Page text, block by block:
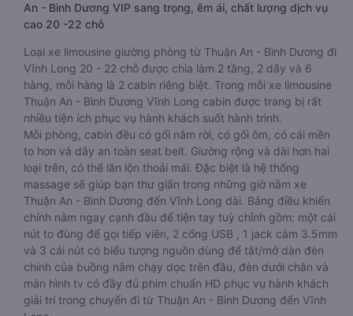
An - Bình Dương VIP sang trọng, êm ái, chất lượng dịch vụ
cao 20 -22 chỗ
Loại xe limousine giường phòng từ Thuận An - Bình Dương đi
Vĩnh Long 20 - 22 chỗ được chia làm 2 tầng, 2 dãy và 6
hàng, mỗi hàng là 2 cabin riêng biệt. Trong mỗi xe limousine
Thuận An - Bình Dương Vĩnh Long cabin được trang bị rất
nhiều tiện ích phục vụ hành khách suốt hành trình.
Mỗi phòng, cabin đều có gối nằm rời, có gối ôm, có cái mền
to hơn và dây an toàn seat belt. Giường rộng và dài hơn hai
loại trên, có thể lăn lộn thoải mái. Đặc biệt là hệ thống
massage sẽ giúp bạn thư giãn trong những giờ nằm xe
Thuận An - Bình Dương đến Vĩnh Long dài. Bảng điều khiển
chính nằm ngay cạnh đầu để tiện tay tuỳ chỉnh gồm: một cái
nút to đùng để gọi tiếp viên, 2 cổng USB , 1 jack cắm 3.5mm
và 3 cái nút có biểu tượng nguồn dùng để tắt/mở dàn đèn
chính của buồng nằm chạy dọc trên đầu, đèn dưới chân và
màn hình tv có đầy đủ phim chuẩn HD phục vụ hành khách
giải trí trong chuyến đi từ Thuận An - Bình Dương đến Vĩnh